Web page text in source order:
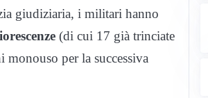
giudiziaria, i militari hanno
(di cui 17 già trinciate
per la successiva